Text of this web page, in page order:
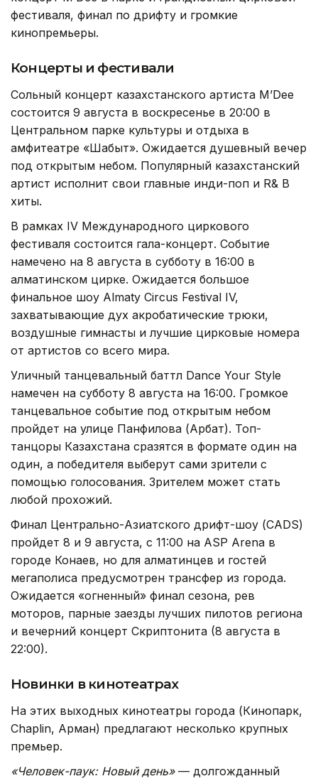
фестиваля, финал по дрифту и громкие
кинопремьеры.
Концерты и фестивали
Сольный концерт казахстанского артиста M’Dee
состоится 9 августа в воскресенье в 20:00 в
Центральном парке культуры и отдыха в
амфитеатре «Шабыт». Ожидается душевный вечер
под открытым небом. Популярный казахстанский
артист исполнит свои главные инди-поп и R& B
хиты.
В рамках IV Международного циркового
фестиваля состоится гала-концерт. Событие
намечено на 8 августа в субботу в 16:00 в
алматинском цирке. Ожидается большое
финальное шоу Almaty Circus Festival IV,
захватывающие дух акробатические трюки,
воздушные гимнасты и лучшие цирковые номера
от артистов со всего мира.
Уличный танцевальный баттл Dance Your Style
намечен на субботу 8 августа на 16:00. Громкое
танцевальное событие под открытым небом
пройдет на улице Панфилова (Арбат). Топ-
танцоры Казахстана сразятся в формате один на
один, а победителя выберут сами зрители с
помощью голосования. Зрителем может стать
любой прохожий.
Финал Центрально-Азиатского дрифт-шоу (CADS)
пройдет 8 и 9 августа, с 11:00 на ASP Arena в
городе Конаев, но для алматинцев и гостей
мегаполиса предусмотрен трансфер из города.
Ожидается «огненный» финал сезона, рев
моторов, парные заезды лучших пилотов региона
и вечерний концерт Скриптонита (8 августа в
22:00).
Новинки в кинотеатрах
На этих выходных кинотеатры города (Кинопарк,
Chaplin, Арман) предлагают несколько крупных
премьер.
«Человек-паук: Новый день»— долгожданный